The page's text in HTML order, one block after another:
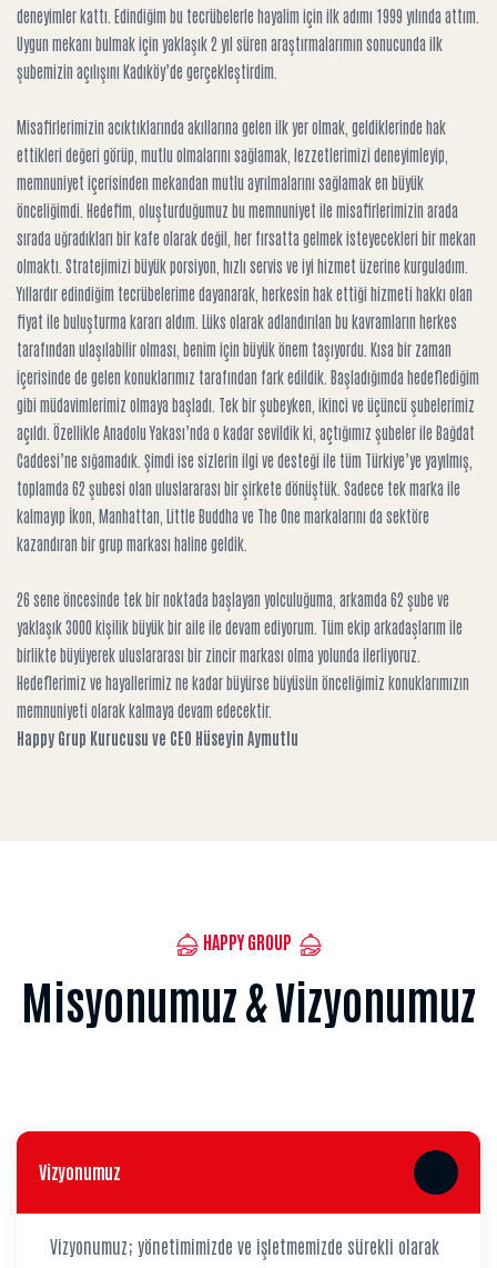
deneyimler kattı. Edindiğim bu tecrübelerle hayalim için ilk adımı 1999 yılında attım.
Uygun mekanı bulmak için yaklaşık 2 yıl süren araştırmalarımın sonucunda ilk
şubemizin açılışını Kadıköy’de gerçekleştirdim.
Misafirlerimizin acıktıklarında akıllarına gelen ilk yer olmak, geldiklerinde hak
ettikleri değeri görüp, mutlu olmalarını sağlamak, lezzetlerimizi deneyimleyip,
memnuniyet içerisinden mekandan mutlu ayrılmalarını sağlamak en büyük
önceliğimdi. Hedefim, oluşturduğumuz bu memnuniyet ile misafirlerimizin arada
sırada uğradıkları bir kafe olarak değil, her fırsatta gelmek isteyecekleri bir mekan
olmaktı. Stratejimizi büyük porsiyon, hızlı servis ve iyi hizmet üzerine kurguladım.
Yıllardır edindiğim tecrübelerime dayanarak, herkesin hak ettiği hizmeti hakkı olan
fiyat ile buluşturma kararı aldım. Lüks olarak adlandırılan bu kavramların herkes
tarafından ulaşılabilir olması, benim için büyük önem taşıyordu. Kısa bir zaman
içerisinde de gelen konuklarımız tarafından fark edildik. Başladığımda hedeflediğim
gibi müdavimlerimiz olmaya başladı. Tek bir şubeyken, ikinci ve üçüncü şubelerimiz
açıldı. Özellikle Anadolu Yakası’nda o kadar sevildik ki, açtığımız şubeler ile Bağdat
Caddesi’ne sığamadık. Şimdi ise sizlerin ilgi ve desteği ile tüm Türkiye’ye yayılmış,
toplamda 62 şubesi olan uluslararası bir şirkete dönüştük. Sadece tek marka ile
kalmayıp İkon, Manhattan, Little Buddha ve The One markalarını da sektöre
kazandıran bir grup markası haline geldik.
26 sene öncesinde tek bir noktada başlayan yolculuğuma, arkamda 62 şube ve
yaklaşık 3000 kişilik büyük bir aile ile devam ediyorum. Tüm ekip arkadaşlarım ile
birlikte büyüyerek uluslararası bir zincir markası olma yolunda ilerliyoruz.
Hedeflerimiz ve hayallerimiz ne kadar büyürse büyüsün önceliğimiz konuklarımızın
memnuniyeti olarak kalmaya devam edecektir.
Happy Grup Kurucusu ve CEO Hüseyin Aymutlu
HAPPY GROUP
Misyonumuz & Vizyonumuz
Vizyonumuz
Vizyonumuz; yönetimimizde ve işletmemizde sürekli olarak